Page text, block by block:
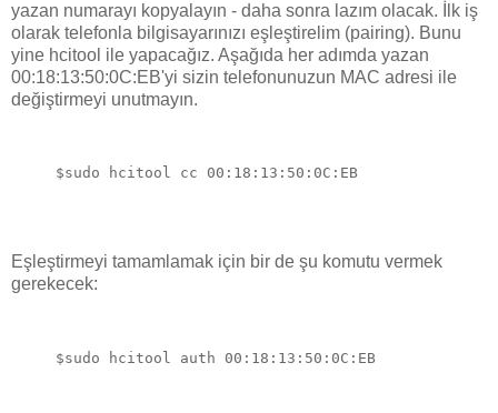
yazan numarayı kopyalayın - daha sonra lazım olacak. İlk iş
olarak telefonla bilgisayarınızı eşleştirelim (pairing). Bunu
yine hcitool ile yapacağız. Aşağıda her adımda yazan
00:18:13:50:0C:EB'yi sizin telefonunuzun MAC adresi ile
değiştirmeyi unutmayın.
Eşleştirmeyi tamamlamak için bir de şu komutu vermek
gerekecek: